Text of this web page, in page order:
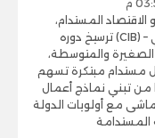
المستدام،
يواصل البنك التجاري الدولي – (CIB) ترسيخ دوره
والمتوسطة،
مستدام مبتكرة تسهم
من تبني نماذج أعمال
مع أولويات الدولة
المستدامة